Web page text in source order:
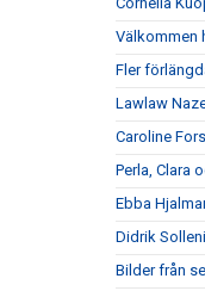
Välkommen
Fler
Lawlaw
Caroline
Perla, Clara
Ebba
Didrik
Bilder från